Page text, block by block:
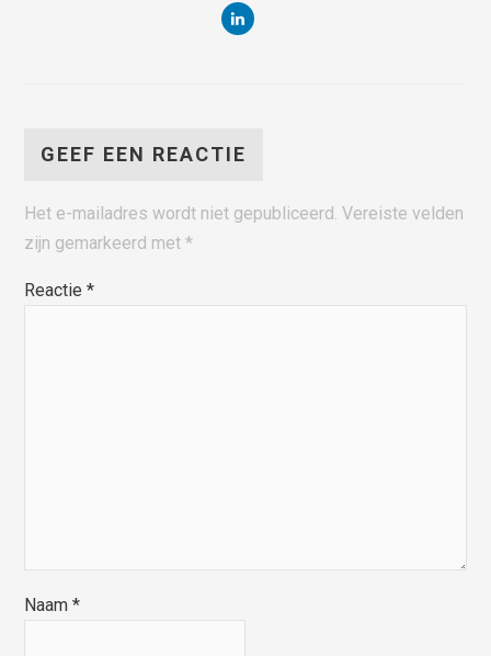
GEEF EEN REACTIE
Het e-mailadres wordt niet gepubliceerd. Vereiste velden
zijn gemarkeerd met*
Reactie*
Naam*